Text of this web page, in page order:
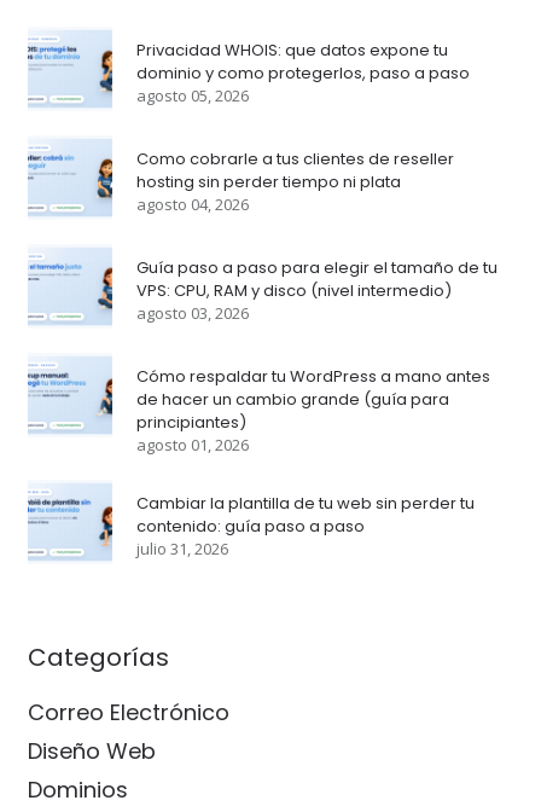
Privacidad WHOIS: que datos expone tu
dominio y como protegerlos, paso a paso
agosto 05, 2026
Como cobrarle a tus clientes de reseller
hosting sin perder tiempo ni plata
agosto 04, 2026
Guía paso a paso para elegir el tamaño de tu
VPS: CPU, RAM y disco (nivel intermedio)
agosto 03, 2026
Cómo respaldar tu WordPress a mano antes
de hacer un cambio grande (guía para
principiantes)
agosto 01, 2026
Cambiar la plantilla de tu web sin perder tu
contenido: guía paso a paso
julio 31, 2026
Categorías
Correo Electrónico
Diseño Web
Dominios